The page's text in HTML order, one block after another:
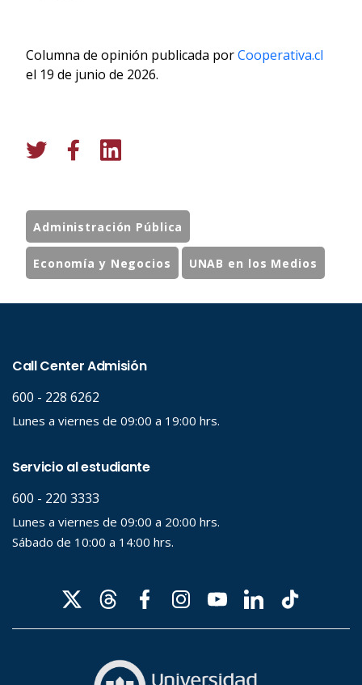
Columna de opinión publicada porCooperativa.cl
el 19 de junio de 2026.
Administración Pública
Economía y Negocios UNAB en los Medios